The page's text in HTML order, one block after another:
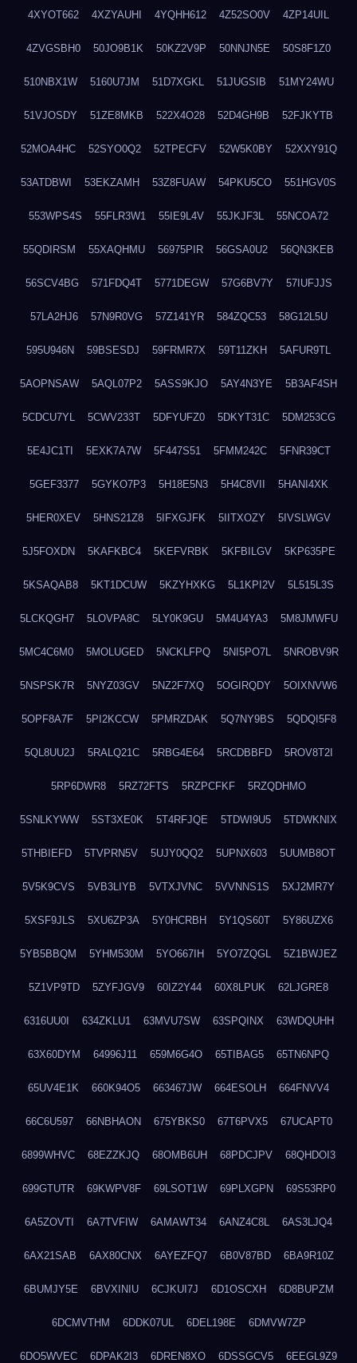
4XYOT662 4XZYAUHI 4YQHH612 4Z52SO0V 4ZP14UIL
4ZVGSBH0 50JO9B1K 50KZ2V9P 50NNJN5E 50S8F1Z0
510NBX1W 5160U7JM 51D7XGKL 51JUGSIB 51MY24WU
51VJOSDY 51ZE8MKB 522X4O28 52D4GH9B 52FJKYTB
52MOA4HC 52SYO0Q2 52TPECFV 52W5K0BY 52XXY91Q
53ATDBWI 53EKZAMH 53Z8FUAW 54PKU5CO 551HGV0S
553WPS4S 55FLR3W1 55IE9L4V 55JKJF3L 55NCOA72
55QDIRSM 55XAQHMU 56975PIR 56GSA0U2 56QN3KEB
56SCV4BG 571FDQ4T 5771DEGW 57G6BV7Y 57IUFJJS
57LA2HJ6 57N9R0VG 57Z141YR 584ZQC53 58G12L5U
595U946N 59BSESDJ 59FRMR7X 59T11ZKH 5AFUR9TL
5AOPNSAW 5AQL07P2 5ASS9KJO 5AY4N3YE 5B3AF4SH
5CDCU7YL 5CWV233T 5DFYUFZ0 5DKYT31C 5DM253CG
5E4JC1TI 5EXK7A7W 5F447S51 5FMM242C 5FNR39CT
5GEF3377 5GYKO7P3 5H18E5N3 5H4C8VII 5HANI4XK
5HER0XEV 5HNS21Z8 5IFXGJFK 5IITXOZY 5IVSLWGV
5J5FOXDN 5KAFKBC4 5KEFVRBK 5KFBILGV 5KP635PE
5KSAQAB8 5KT1DCUW 5KZYHXKG 5L1KPI2V 5L515L3S
5LCKQGH7 5LOVPA8C 5LY0K9GU 5M4U4YA3 5M8JMWFU
5MC4C6M0 5MOLUGED 5NCKLFPQ 5NI5PO7L 5NROBV9R
5NSPSK7R 5NYZ03GV 5NZ2F7XQ 5OGIRQDY 5OIXNVW6
5OPF8A7F 5PI2KCCW 5PMRZDAK 5Q7NY9BS 5QDQI5F8
5QL8UU2J 5RALQ21C 5RBG4E64 5RCDBBFD 5ROV8T2I
5RP6DWR8 5RZ72FTS 5RZPCFKF 5RZQDHMO
5SNLKYWW 5ST3XE0K 5T4RFJQE 5TDWI9U5 5TDWKNIX
5THBIEFD 5TVPRN5V 5UJY0QQ2 5UPNX603 5UUMB8OT
5V5K9CVS 5VB3LIYB 5VTXJVNC 5VVNNS1S 5XJ2MR7Y
5XSF9JLS 5XU6ZP3A 5Y0HCRBH 5Y1QS60T 5Y86UZX6
5YB5BBQM 5YHM530M 5YO667IH 5YO7ZQGL 5Z1BWJEZ
5Z1VP9TD 5ZYFJGV9 60IZ2Y44 60X8LPUK 62LJGRE8
6316UU0I 634ZKLU1 63MVU7SW 63SPQINX 63WDQUHH
63X60DYM 64996J11 659M6G4O 65TIBAG5 65TN6NPQ
65UV4E1K 660K94O5 663467JW 664ESOLH 664FNVV4
66C6U597 66NBHAON 675YBKS0 67T6PVX5 67UCAPT0
6899WHVC 68EZZKJQ 68OMB6UH 68PDCJPV 68QHDOI3
699GTUTR 69KWPV8F 69LSOT1W 69PLXGPN 69S53RP0
6A5ZOVTI 6A7TVFIW 6AMAWT34 6ANZ4C8L 6AS3LJQ4
6AX21SAB 6AX80CNX 6AYEZFQ7 6B0V87BD 6BA9R10Z
6BUMJY5E 6BVXINIU 6CJKUI7J 6D1OSCXH 6D8BUPZM
6DCMVTHM 6DDK07UL 6DEL198E 6DMVW7ZP
6DO5WVEC 6DPAK2I3 6DREN8XO 6DSSGCV5 6EEGL9Z9